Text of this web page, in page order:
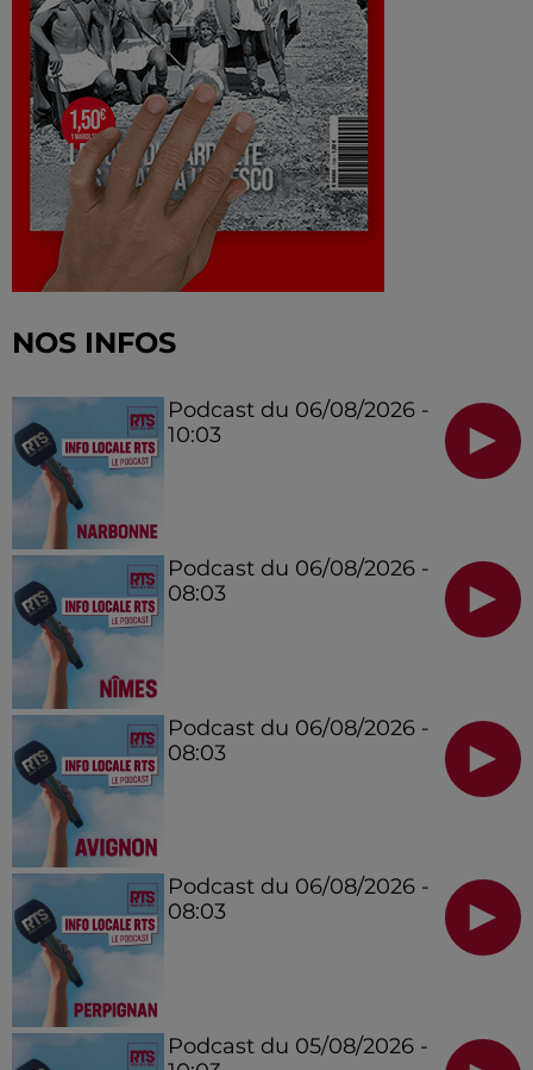
NOS INFOS
Podcast du 06/08/2026 -
10:03
Podcast du 06/08/2026 -
08:03
Podcast du 06/08/2026 -
08:03
Podcast du 06/08/2026 -
08:03
Podcast du 05/08/2026 -